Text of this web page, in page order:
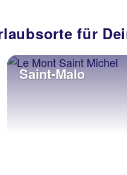
für
Saint-Malo